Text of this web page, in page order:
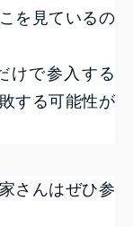
を見ているの
けで参入する
する可能性が
さんはぜひ参